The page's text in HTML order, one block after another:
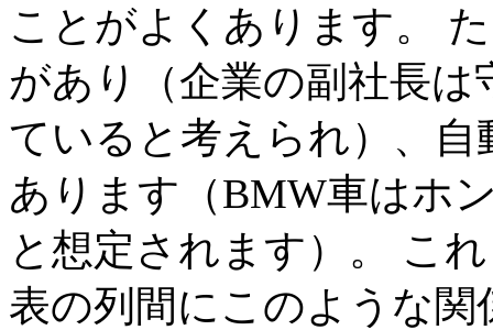
ことがよくあります。
があり（企業の副社長
ていると考えられ）、
あります（BMW車はホ
と想定されます）。 こ
表の列間にこのような